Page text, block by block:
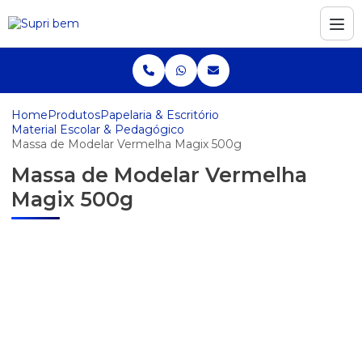
HomeProdutosPapelaria & Escritório
Material Escolar & Pedagógico
Massa de Modelar Vermelha Magix 500g
Massa de Modelar Vermelha
Magix 500g